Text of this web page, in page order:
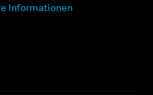
Informationen